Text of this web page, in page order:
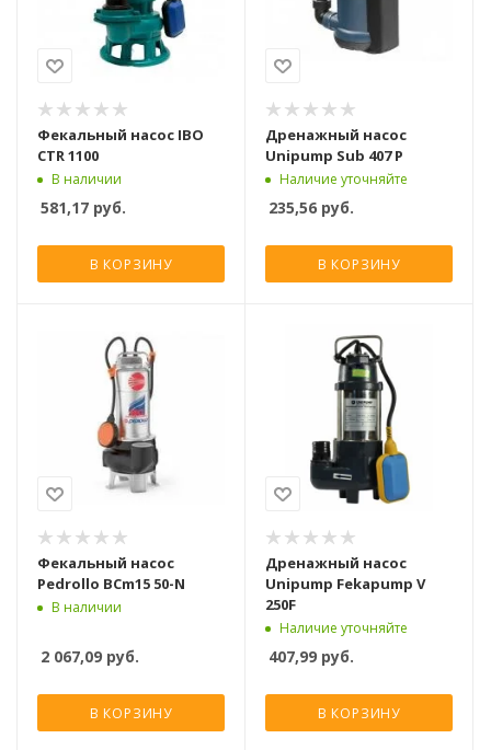
Фекальный насос IBO
CTR 1100
В наличии
581,17 руб.
В КОРЗИНУ
Дренажный насос
Unipump Sub 407 P
Наличие уточняйте
235,56 руб.
В КОРЗИНУ
Фекальный насос
Pedrollo BCm15 50-N
В наличии
2 067,09 руб.
В КОРЗИНУ
Дренажный насос
Unipump Fekapump V
250F
Наличие уточняйте
407,99 руб.
В КОРЗИНУ